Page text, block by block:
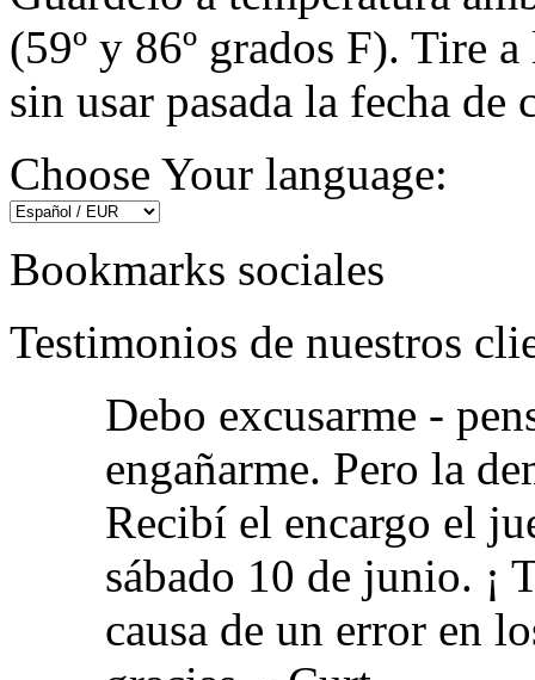
(59º y 86º grados F). Tire
sin usar pasada la fecha de
Choose Your language:
Bookmarks sociales
Testimonios de nuestros
Debo excusarme -
engañarme. Pero la
Recibí el encargo el
sábado 10 de junio. ¡
causa de un error en